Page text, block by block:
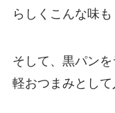
らしくこんな味も
そして、黒パン
軽おつまみとして